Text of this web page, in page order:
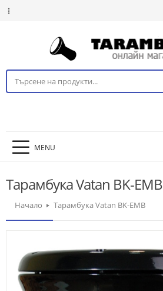
MENU
Тарамбука Vatan BK-EMB
Начало Тарамбука Vatan BK-EMB